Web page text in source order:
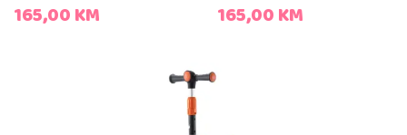
165,00KM 165,00KM